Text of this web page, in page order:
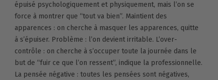
épuisé psychologiquement et physiquement, mais l’on se
force à montrer que “tout va bien”. Maintient des
apparences : on cherche à masquer les apparences, quitte
à s’épuiser. Problème : l’on devient irritable. L’over-
contrôle : on cherche à s’occuper toute la journée dans le
but de “fuir ce que l’on ressent”, indique la professionnelle.
La pensée négative : toutes les pensées sont négatives,